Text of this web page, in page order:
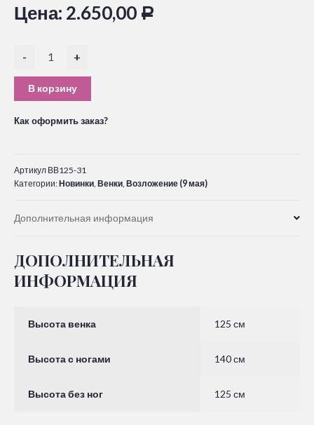
Цена: 2.650,00 Р
- +
В корзину
Как оформить заказ?
Артикул ВВ125-31
Категории:Новинки Венки Возложение (9 мая)
Дополнительная информация
ДОПОЛНИТЕЛЬНАЯ
ИНФОРМАЦИЯ
Высота венка 125 см
Высота с ногами 140 см
Высота без ног 125 см